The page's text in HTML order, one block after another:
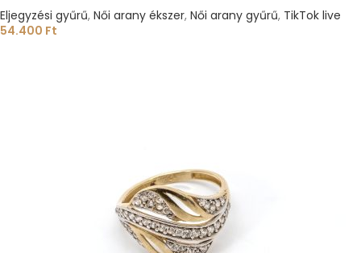
Eljegyzési gyűrű, Női arany ékszer, Női arany gyűrű, TikTok live
54.400 Ft